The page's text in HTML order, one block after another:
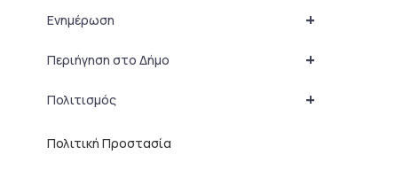
+
Ενημέρωση
+
Περιήγηση στο Δήμο
+
Πολιτισμός
Πολιτική Προστασία